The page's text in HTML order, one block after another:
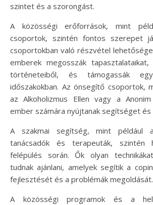
szintet és a szorongást.
A közösségi erőforrások, mint
csoportok, szintén fontos szerepet
csoportokban való részvétel
emberek megosszák tapasztalataikat,
történeteiből, és támogassák
időszakokban. Az önsegítő csoportok,
az Alkoholizmus Ellen vagy a
ember számára nyújtanak segítséget
A szakmai segítség, mint például a
tanácsadók és terapeuták, szintén
felépülés során. Ők olyan
tudnak ajánlani, amelyek segítik a
fejlesztését és a problémák megoldását.
A közösségi programok és a